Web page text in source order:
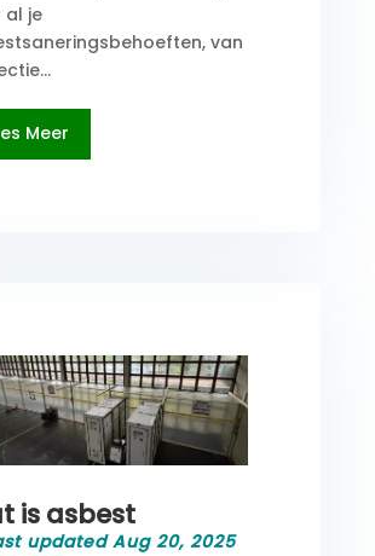
al je
van
Meer
is asbest
updated Aug 20, 2025